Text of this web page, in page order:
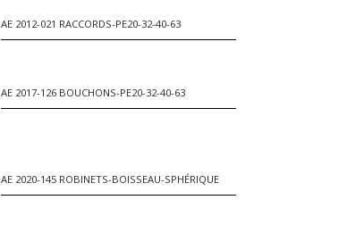
AE 2012-021 RACCORDS-PE20-32-40-63
AE 2017-126 BOUCHONS-PE20-32-40-63
AE 2020-145 ROBINETS-BOISSEAU-SPHÉRIQUE